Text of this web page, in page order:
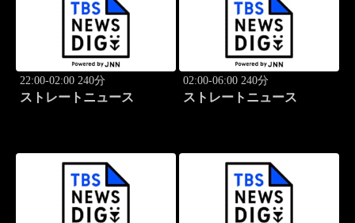
22:00-02:00 240分
ストレートニュース
02:00-06:00 240分
ストレートニュース